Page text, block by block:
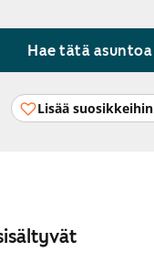
Hae tätä asuntoa
Lisää suosikkeihin